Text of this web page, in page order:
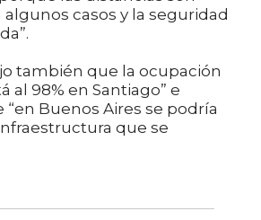
casos y la seguridad
también que la ocupación
al 98% en Santiago” e
“en Buenos Aires se podría
que se